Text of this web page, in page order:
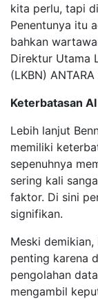
kita perlu, tapi
Penentunya itu
bahkan
Direktur Utama
(LKBN)
Keterbatasan AI
Lebih lanjut
memiliki
sepenuhnya
sering kali
faktor. Di sini
signifikan.
Meski demikian,
penting karena
pengolahan
mengambil